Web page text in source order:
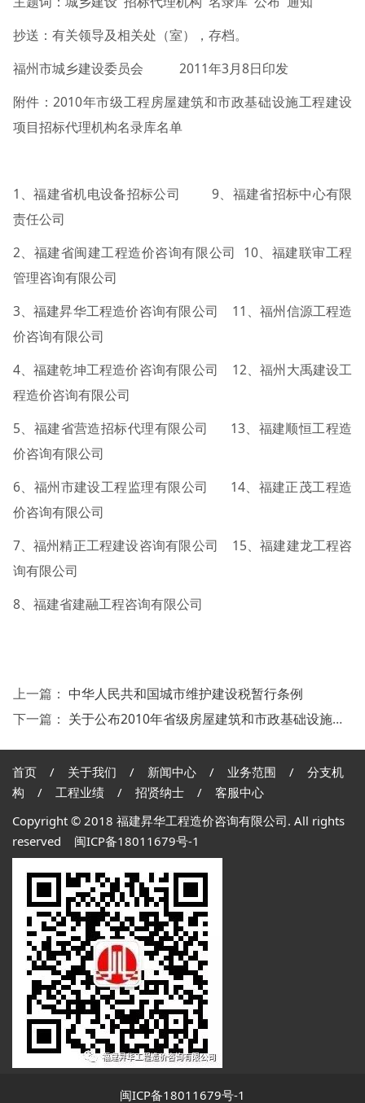
抄送：有关领导及相关处（室），存档。
福州市城乡建设委员会 2011年3月8日印发
附件：2010年市级工程房屋建筑和市政基础设施工程建设
项目招标代理机构名录库名单
1、福建省机电设备招标公司 9、福建省招标中心有限
责任公司
2、福建省闽建工程造价咨询有限公司 10、福建联审工程
管理咨询有限公司
3、福建昇华工程造价咨询有限公司 11、福州信源工程造
价咨询有限公司
4、福建乾坤工程造价咨询有限公司 12、福州大禹建设工
程造价咨询有限公司
5、福建省营造招标代理有限公司 13、福建顺恒工程造
价咨询有限公司
6、福州市建设工程监理有限公司 14、福建正茂工程造
价咨询有限公司
7、福州精正工程建设咨询有限公司 15、福建建龙工程咨
询有限公司
8、福建省建融工程咨询有限公司
上一篇： 中华人民共和国城市维护建设税暂行条例
下一篇： 关于公布2010年省级房屋建筑和市政基础设施工程建设项目招标代理机构名录库的通知
首页/ 关于我们 / 新闻中心/ 业务范围 / 分支机
构 / 工程业绩 / 招贤纳士 / 客服中心
Copyright © 2018 福建昇华工程造价咨询有限公司. All rights
reserved 闽ICP备18011679号-1
闽ICP备18011679号-1